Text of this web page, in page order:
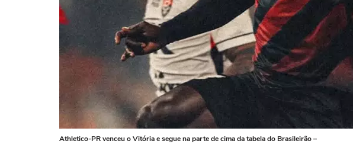
Athletico-PR venceu o Vitória e segue na parte de cima da tabela do Brasileirão –